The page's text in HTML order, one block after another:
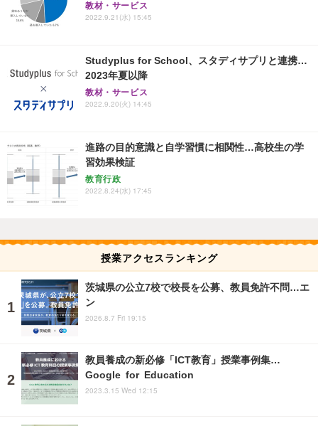
教材・サービス
2022.9.21(水) 15:45
Studyplus for School、スタディサプリと連携…
2023年夏以降
教材・サービス
2022.9.20(火) 14:45
進路の目的意識と自学習慣に相関性…高校生の学
習効果検証
教育行政
2022.8.24(水) 17:45
授業アクセスランキング
茨城県の公立7校で校長を公募、教員免許不問…エ
ン
2026.8.7 Fri 19:15
教員養成の新必修「ICT教育」授業事例集…
Google for Education
2023.3.15 Wed 12:15